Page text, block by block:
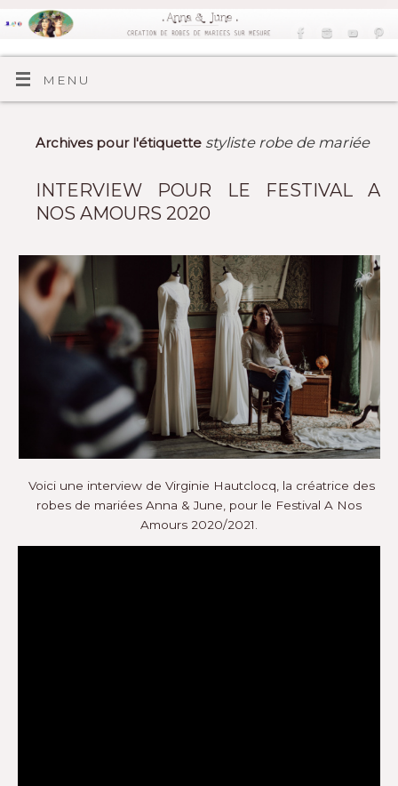
MENU
Archives pour l'étiquette styliste robe de mariée
INTERVIEW POUR LE FESTIVAL A
NOS AMOURS 2020
Voici une interview de Virginie Hautclocq, la créatrice des
robes de mariées Anna & June, pour le Festival A Nos
Amours 2020/2021.